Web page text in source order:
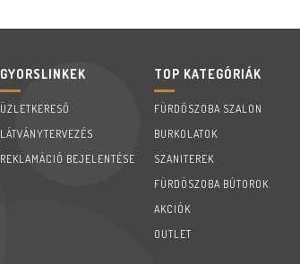
GYORSLINKEK
ÜZLETKERESŐ
LÁTVÁNYTERVEZÉS
REKLAMÁCIÓ BEJELENTÉSE
TOP KATEGÓRIÁK
FÜRDŐSZOBA SZALON
BURKOLATOK
SZANITEREK
FÜRDÖSZOBA BÚTOROK
AKCIÓK
OUTLET